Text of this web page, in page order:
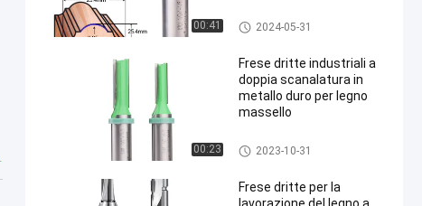
00:41 pezzi diritti del router
2024-05-31
00:23
Frese dritte industriali a
doppia scanalatura in
metallo duro per legno
massello
pezzi diritti del router
2023-10-31
Frese dritte per la